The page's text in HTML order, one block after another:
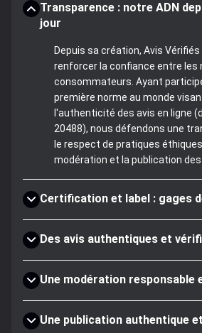
Transparence : notre ADN
jour
Depuis sa création, Avis
renforcer la confiance entre les
consommateurs. Ayant
première norme au monde
l'authenticité des avis en ligne
20488), nous défendons une
le respect de pratiques
modération et la publication des
Certification et label : gages
Des avis authentiques et
Une modération responsable
Une publication authentique